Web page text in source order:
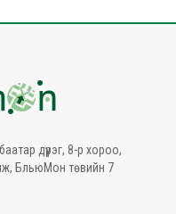
дүүрэг, 8-р хороо,
БльюМон төвийн 7